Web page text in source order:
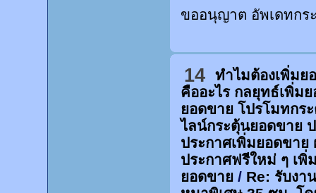
ขออนุญาต อัพเดทกร
14
ทำไมต้องเพิ่มย
คืออะไร กลยุทธ์เพิ่ม
ยอดขาย โปรโมทกร
ไลน์กระตุ้นยอดขาย
ประกาศเพิ่มยอดขาย
ประกาศฟรีใหม่ ๆ เพิ่
ยอดขาย/ Re: รับงา